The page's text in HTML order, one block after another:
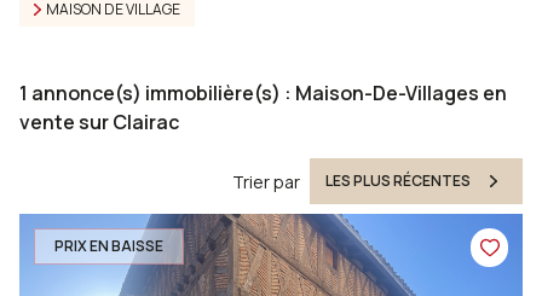
MAISON DE VILLAGE
1 annonce(s) immobilière(s) : Maison-De-Villages en
vente sur Clairac
Trier par LES PLUS RÉCENTES
PRIX EN BAISSE